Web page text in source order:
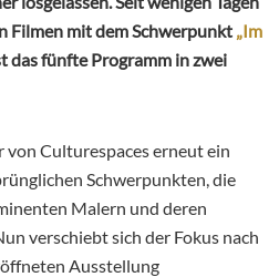
Filmen mit dem Schwerpunkt „Im
das fünfte Programm in zwei
Culturespaces erneut ein
Schwerpunkten, die
Malern und deren
verschiebt sich der Fokus nach
Ausstellung